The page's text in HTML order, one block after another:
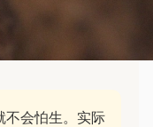
不会怕生。实际